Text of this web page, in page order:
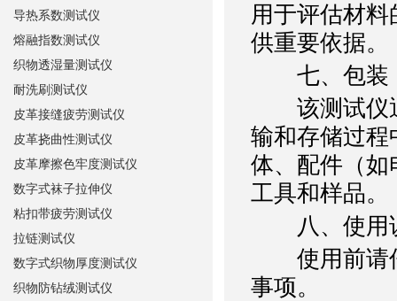
用于评估材
供重要依据。
七、包装
该测试仪通
输和存储过程
体、配件（如
工具和样品。
八、使用
使用前请仔
事项。
导热系数测试仪
熔融指数测试仪
织物透湿量测试仪
耐洗刷测试仪
皮革接缝疲劳测试仪
皮革挠曲性测试仪
皮革摩擦色牢度测试仪
数字式袜子拉伸仪
粘扣带疲劳测试仪
拉链测试仪
数字式织物厚度测试仪
织物防钻绒测试仪